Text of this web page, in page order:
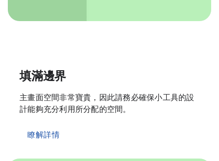
填滿邊界
主畫面空間非常寶貴，因此請務必確保小工具的設
計能夠充分利用所分配的空間。
瞭解詳情